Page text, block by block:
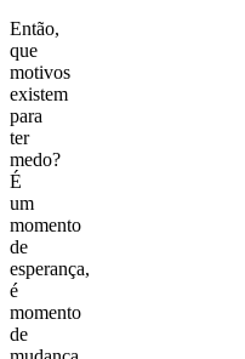
Então,
que
motivos
existem
para
ter
medo?
É
um
momento
de
esperança,
é
momento
de